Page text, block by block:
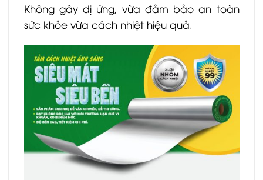
Không gây dị ứng, vừa đảm bảo an toàn
sức khỏe vừa cách nhiệt hiệu quả.